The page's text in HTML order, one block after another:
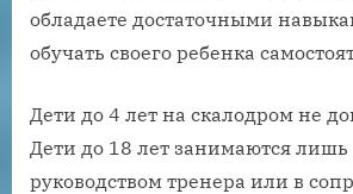
обладаете достаточными
обучать своего ребенка
Дети до 4 лет на скалодром не
Дети до 18 лет занимаются лишь
руководством тренера или в